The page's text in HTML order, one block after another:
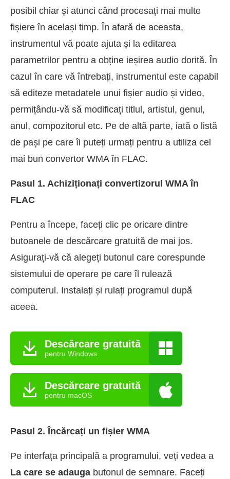
posibil chiar și atunci când procesați mai multe
fișiere în același timp. În afară de aceasta,
instrumentul vă poate ajuta și la editarea
parametrilor pentru a obține ieșirea audio dorită. În
cazul în care vă întrebați, instrumentul este capabil
să editeze metadatele unui fișier audio și video,
permițându-vă să modificați titlul, artistul, genul,
anul, compozitorul etc. Pe de altă parte, iată o listă
de pași pe care îi puteți urmați pentru a utiliza cel
mai bun convertor WMA în FLAC.
Pasul 1. Achiziționați convertizorul WMA în
FLAC
Pentru a începe, faceți clic pe oricare dintre
butoanele de descărcare gratuită de mai jos.
Asigurați-vă că alegeți butonul care corespunde
sistemului de operare pe care îl rulează
computerul. Instalați și rulați programul după
aceea.
Descărcare gratuită
pentru Windows
Descărcare gratuită
pentru macOS
Pasul 2. Încărcați un fișier WMA
Pe interfața principală a programului, veți vedea a
La care se adauga butonul de semnare. Faceți